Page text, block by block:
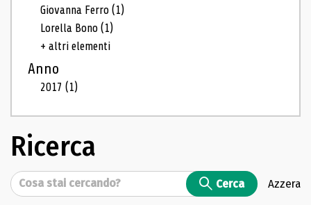
Giovanna Ferro(1)
Lorella Bono(1)
+ altri elementi
Anno
2017(1)
Ricerca
Cerca Cerca Azzera